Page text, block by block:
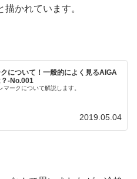
かれています。
クについて！一般的によく見るAIGA
-No.001
マークについて解説します。
2019.05.04